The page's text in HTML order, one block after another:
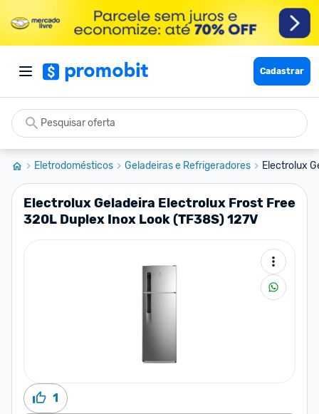
Cadastrar
Eletrodomésticos Geladeiras e Refrigeradores Electrolux
Electrolux Geladeira Electrolux Frost Free
320L Duplex Inox Look (TF38S) 127V
1